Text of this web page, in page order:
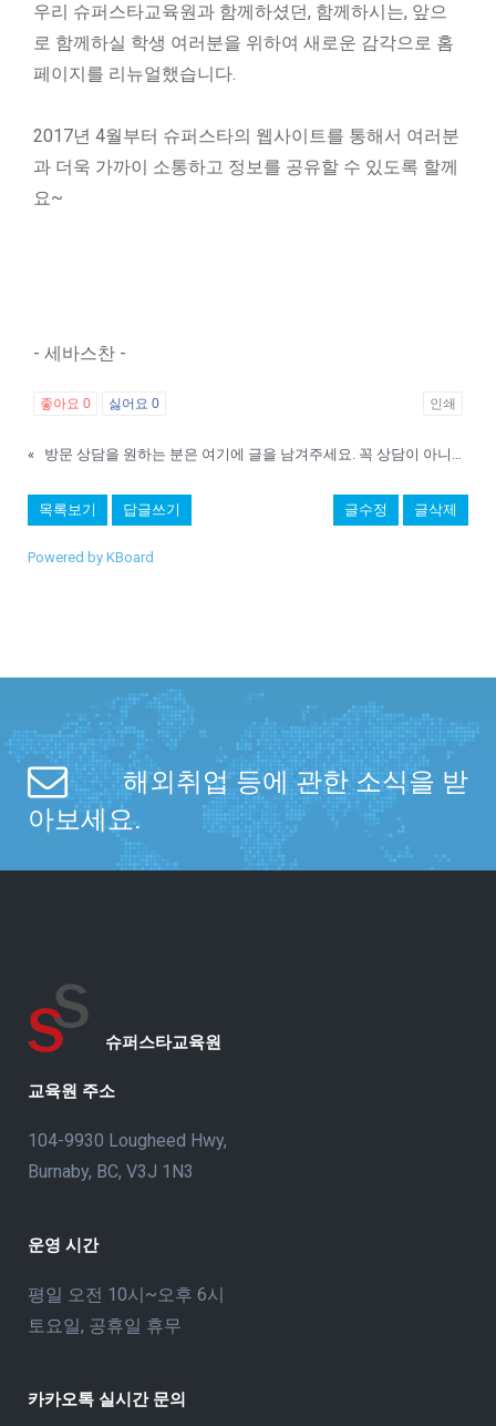
우리 슈퍼스타교육원과 함께하셨던, 함께하시는, 앞으
로 함께하실 학생 여러분을 위하여 새로운 감각으로 홈
페이지를 리뉴얼했습니다.
2017년 4월부터 슈퍼스타의 웹사이트를 통해서 여러분
과 더욱 가까이 소통하고 정보를 공유할 수 있도록 할께
요~
- 세바스찬 -
좋아요 0 싫어요 0 인쇄
« 방문 상담을 원하는 분은 여기에 글을 남겨주세요. 꼭 상담이 아니어도 저희 슈퍼스타 교육원에 전할말을 남겨주세요
목록보기 답글쓰기 글수정 글삭제
Powered by KBoard
해외취업 등에 관한 소식을 받
아보세요.
슈퍼스타교육원
교육원 주소
104-9930 Lougheed Hwy,
Burnaby, BC, V3J 1N3
운영 시간
평일 오전 10시~오후 6시
토요일, 공휴일 휴무
카카오톡 실시간 문의